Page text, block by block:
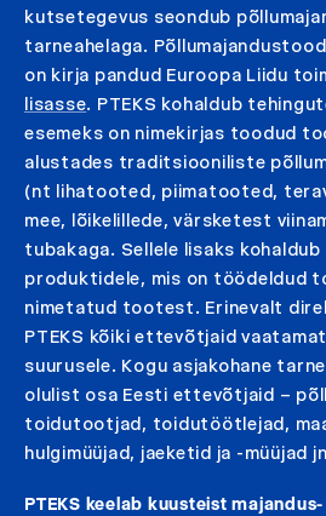
kutsetegevus seondub
tarneahelaga.
on kirja pandud Euroopa Liidu
lisasse. PTEKS kohaldub
esemeks on nimekirjas toodud
alustades traditsiooniliste
(nt lihatooted, piimatooted,
mee, lõikelillede, värsketest
tubakaga. Sellele lisaks kohaldub
produktidele, mis on töödeldud
nimetatud tootest. Erinevalt
PTEKS kõiki ettevõtjaid
suurusele. Kogu asjakohane
olulist osa Eesti ettevõtjaid –
toidutootjad, toidutöötlejad,
hulgimüüjad, jaeketid ja -müüjad
PTEKS keelab kuusteist